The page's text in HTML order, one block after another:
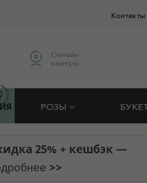
Контакты
Онлайн
камеры
РОЗЫ
25% + кешбэк —
>>